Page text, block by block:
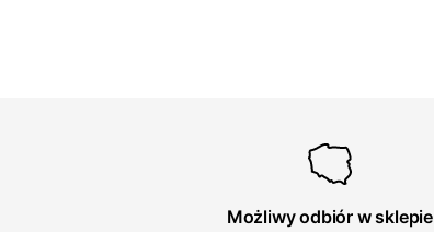
Możliwy odbiór w sklepie